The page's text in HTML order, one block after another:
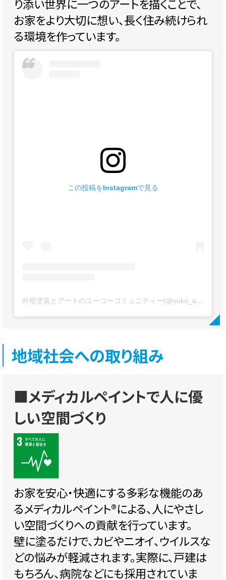
り添い世界に一つのアートを描くことで、
お家をより大切に想い、長く住み続けられ
る環境を作っています。
この投稿をInstagramで見る
外壁塗装とアートのユーコーコミュニティー(@yuko_artpaint)がシェアした投稿
地域社会への取り組み
■メディカルペイントで人に優
しい空間づくり
お家を安心・快適にする多彩な機能のあ
るメディカルペイント®️による、人にやさし
い空間づくりへの貢献を行っています。
壁に塗るだけで、カビやニオイ、ウイルスな
どの悩みが軽減されます。実際に、戸建は
もちろん、病院などにも採用されていま